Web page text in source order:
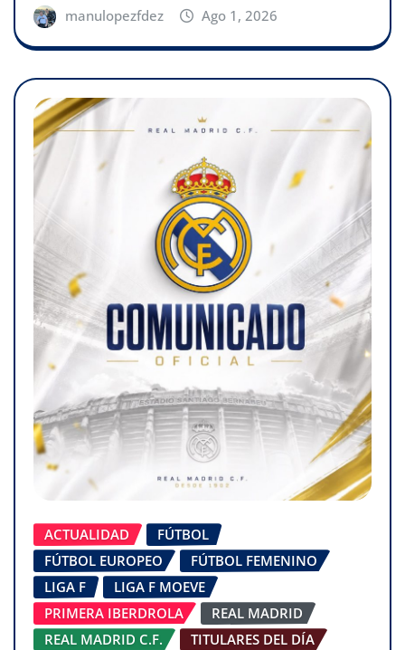
manulopezfdez Ago 1, 2026
ACTUALIDAD
FÚTBOL
FÚTBOL EUROPEO
FÚTBOL FEMENINO
LIGA F
LIGA F MOEVE
PRIMERA IBERDROLA
REAL MADRID
REAL MADRID C.F.
TITULARES DEL DÍA